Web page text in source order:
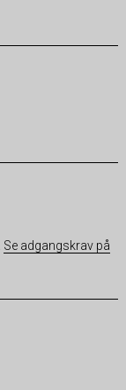
Se adgangskrav på